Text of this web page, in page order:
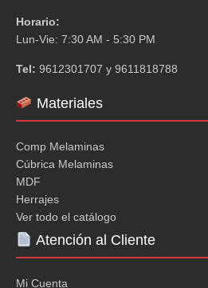
Horario:
Lun-Vie: 7:30 AM - 5:30 PM
Tel: 9612301707 y 9611818788
Materiales
Comp Melaminas
Cúbrica Melaminas
MDF
Herrajes
Ver todo el catálogo
Atención al Cliente
Mi Cuenta